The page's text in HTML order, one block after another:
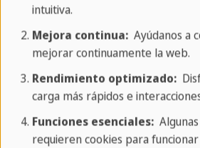
Sprachcaffe Frankfurt
Pie de imprenta
Sobre nosotros
Carrera profesional
Se buscan profesores
intuitiva.
Mejora continua:Ayúdanos a
mejorar continuamente la web.
Rendimiento optimizado:
carga más rápidos e
Funciones esenciales:Algunas
requieren cookies para